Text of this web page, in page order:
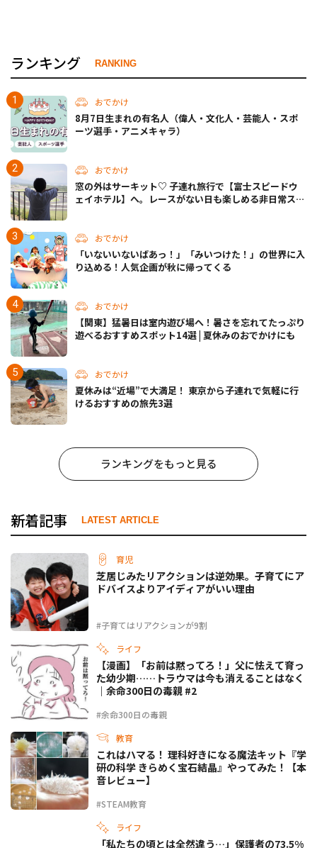
ランキング RANKING
おでかけ
8月7日生まれの有名人（偉人・文化人・芸能人・スポ
ーツ選手・アニメキャラ）
おでかけ
窓の外はサーキット♡ 子連れ旅行で【富士スピードウ
ェイホテル】へ。レースがない日も楽しめる非日常ステ
おでかけ
「いないいないばあっ！」「みいつけた！」の世界に入
り込める！人気企画が秋に帰ってくる
おでかけ
【関東】猛暑日は室内遊び場へ！暑さを忘れてたっぷり
遊べるおすすめスポット14選 | 夏休みのおでかけにも
おでかけ
夏休みは“近場”で大満足！ 東京から子連れで気軽に行
けるおすすめの旅先3選
ランキングをもっと見る
新着記事 LATEST ARTICLE
育児
#子育てはリアクションが9割
芝居じみたリアクションは逆効果。子育てにア
ドバイスよりアイディアがいい理由
ライフ
#余命300日の毒親
【漫画】「お前は黙ってろ！」父に怯えて育っ
た幼少期……トラウマは今も消えることはなく
｜余命300日の毒親 #2
教育
#STEAM教育
これはハマる！ 理科好きになる魔法キット『学
研の科学 きらめく宝石結晶』やってみた！【本
音レビュー】
ライフ
「私たちの頃とは全然違う…」保護者の73.5%